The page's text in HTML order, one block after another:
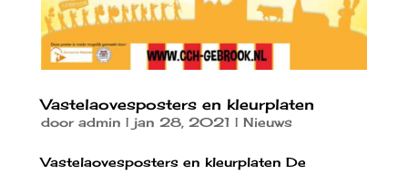
Vastelaovesposters en kleurplaten
door admin | jan 28, 2021 | Nieuws
Vastelaovesposters en kleurplaten De